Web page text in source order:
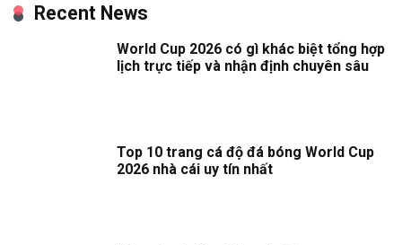
Recent News
World Cup 2026 có gì khác biệt tổng hợp
lịch trực tiếp và nhận định chuyên sâu
Top 10 trang cá độ đá bóng World Cup
2026 nhà cái uy tín nhất